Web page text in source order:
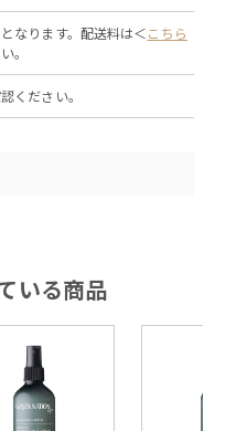
なります。配送料は＜こちら
。
ください。
いる商品